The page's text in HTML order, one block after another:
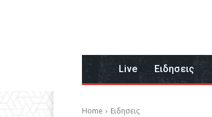
Live Eιδησεις
Home Eιδησεις